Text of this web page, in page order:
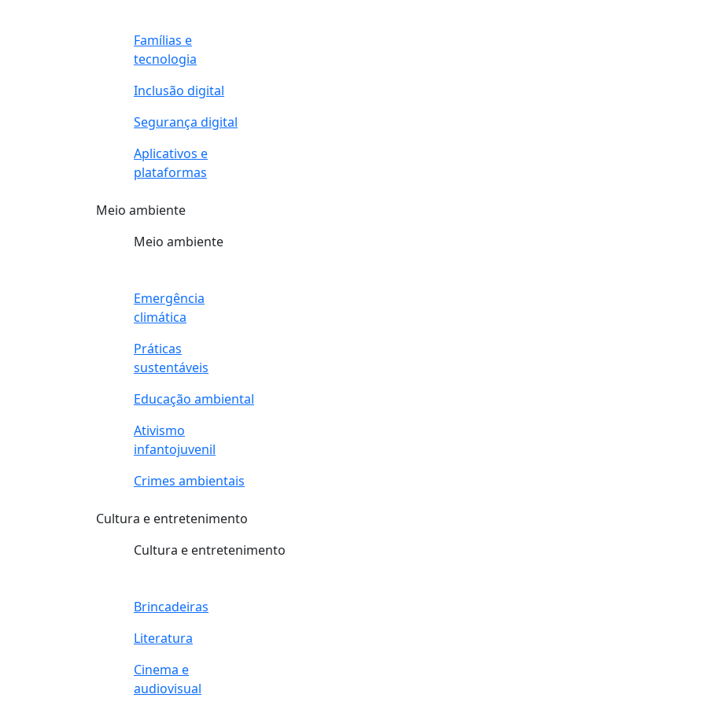
Famílias e
tecnologia
Inclusão digital
Segurança digital
Aplicativos e
plataformas
Meio ambiente
Meio ambiente
Emergência
climática
Práticas
sustentáveis
Educação ambiental
Ativismo
infantojuvenil
Crimes ambientais
Cultura e entretenimento
Cultura e entretenimento
Brincadeiras
Literatura
Cinema e
audiovisual